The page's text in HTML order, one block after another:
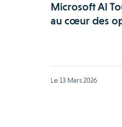
Microsoft AI
au cœur des
Le 13 Mars 2026